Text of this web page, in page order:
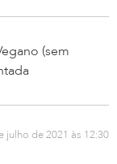
(sem
julho de 2021 às 12:30